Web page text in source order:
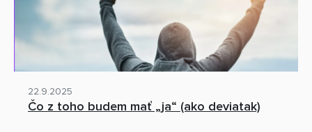
22.9.2025
Čo z toho budem mať „ja“ (ako deviatak)